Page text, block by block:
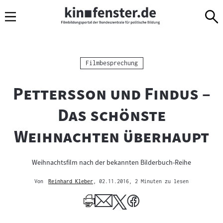
Navigation
zum
zur
Kategorie:
Filmbesprechung
"
Pettersson und Findus –
Das schönste
Weihnachten überhaupt"
Weihnachtsfilm nach der bekannten Bilderbuch-Reihe
Von
Reinhard Kleber
Author
, 02.11.2016 , 2 Minuten zu lesen